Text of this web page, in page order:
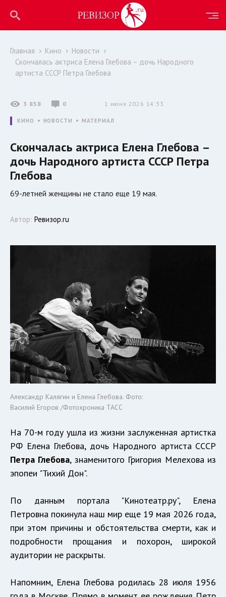
Главная Кино
Новости
Скончалась актриса Елена Глебова – дочь Народного
артиста СССР Петра Глебова
3 858 0 1 июня 2026 14:33
КИНО НОВОСТИ МАТЕРИАЛ
Скончалась актриса Елена Глебова –
дочь Народного артиста СССР Петра
Глебова
69-летней женщины не стало еще 19 мая.
Автор: Ревизор.ru
Александр Калягин и Елена Глебова. Фото:
Василий Егоров /Фотохроника ТАСС
На 70-м году ушла из жизни заслуженная артистка
РФ Елена Глебова, дочь Народного артиста СССР
Петра Глебова, знаменитого Григория Мелехова из
эпопеи "Тихий Дон".
По данным портала "Кинотеатр.ру", Елена
Петровна покинула наш мир еще 19 мая 2026 года,
при этом причины и обстоятельства смерти, как и
подробности прощания и похорон, широкой
аудитории не раскрыты.
Напомним, Елена Глебова родилась 28 июля 1956